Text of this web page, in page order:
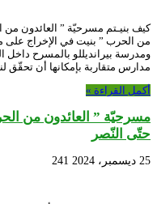
كيف بنيـتم مسرحيّة ” العائدون من
من الحرب ” بنيت في الإخراج على
ومدرسة بيرانديللو بالمسرح داخل
مدارس متقاربة بإمكانها أن تحقّق
أكمل القراءة »
مسرحيّة ” العائدون من
حتّى النّصر
25 ديسمبر، 2024 241